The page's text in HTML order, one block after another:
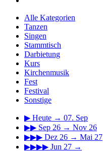
Alle Kategorien
Tanzen
Singen
Stammtisch
Darbietung
Kurs
Kirchenmusik
Fest
Festival
Sonstige
▶ Heute → 07. Sep
▶▶ Sep 26 → Nov 26
▶▶▶ Dez 26 → Mai 27
▶▶▶▶ Jun 27 →